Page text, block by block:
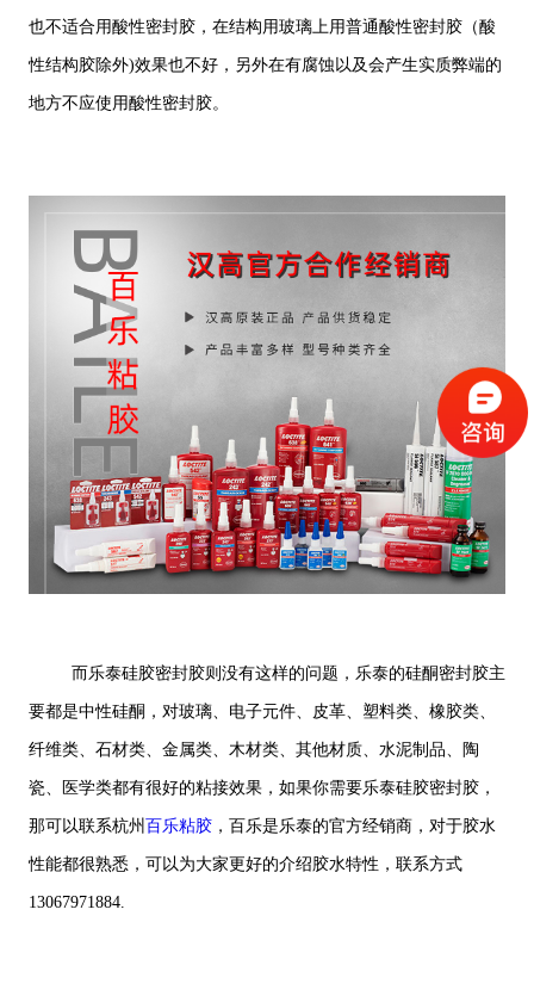
也不适合用酸性密封胶，在结构用玻璃上用普通酸性密封胶（酸
性结构胶除外)效果也不好，另外在有腐蚀以及会产生实质弊端的
地方不应使用酸性密封胶。
而乐泰硅胶密封胶则没有这样的问题，乐泰的硅酮密封胶主
要都是中性硅酮，对玻璃、电子元件、皮革、塑料类、橡胶类、
纤维类、石材类、金属类、木材类、其他材质、水泥制品、陶
瓷、医学类都有很好的粘接效果，如果你需要乐泰硅胶密封胶，
那可以联系杭州 百乐粘胶，百乐是乐泰的官方经销商，对于胶水
性能都很熟悉，可以为大家更好的介绍胶水特性，联系方式
13067971884.